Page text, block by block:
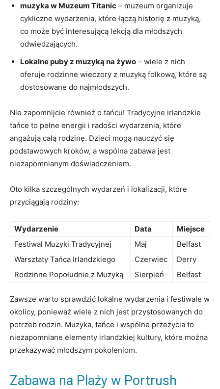
muzyka w Muzeum Titanic – muzeum organizuje
cykliczne wydarzenia, które łączą historię z muzyką,
co może być interesującą lekcją dla młodszych
odwiedzających.
Lokalne puby z muzyką na żywo – wiele z nich
oferuje rodzinne wieczory z muzyką folkową, które są
dostosowane do najmłodszych.
Nie zapomnijcie również o tańcu! Tradycyjne irlandzkie
tańce to pełne energii i radości wydarzenia, które
angażują całą rodzinę. Dzieci mogą nauczyć się
podstawowych kroków, a wspólna zabawa jest
niezapomnianym doświadczeniem.
Oto kilka szczególnych wydarzeń i lokalizacji, które
przyciągają rodziny:
Wydarzenie Data
Miejsce
Festiwal Muzyki Tradycyjnej
Maj
Belfast
Warsztaty Tańca Irlandzkiego
Czerwiec
Derry
Rodzinne Popołudnie z Muzyką
Sierpień Belfast
Zawsze warto sprawdzić lokalne wydarzenia i festiwale w
okolicy, ponieważ wiele z nich jest przystosowanych do
potrzeb rodzin. Muzyka, tańce i wspólne przeżycia to
niezapomniane elementy irlandzkiej kultury, które można
przekazywać młodszym pokoleniom.
Zabawa na Plaży w Portrush